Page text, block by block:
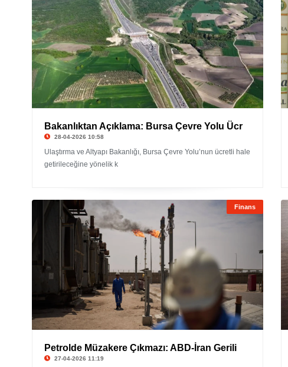
Bakanlıktan Açıklama: Bursa Çevre Yolu Ücr
28-04-2026 10:58
Ulaştırma ve Altyapı Bakanlığı, Bursa Çevre Yolu’nun ücretli hale
getirileceğine yönelik k
Finans
Petrolde Müzakere Çıkmazı: ABD-İran Gerili
27-04-2026 11:19